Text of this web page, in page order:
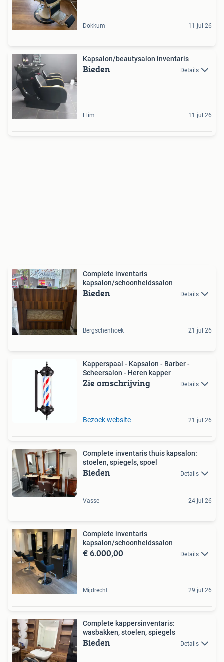
Dokkum 11 jul 26
Kapsalon/beautysalon inventaris
Bieden Details
Elim 11 jul 26
Complete inventaris
kapsalon/schoonheidssalon
Bieden Details
Bergschenhoek 21 jul 26
Kapperspaal - Kapsalon - Barber -
Scheersalon - Heren kapper
Zie omschrijving Details
Bezoek website 21 jul 26
Complete inventaris thuis kapsalon:
stoelen, spiegels, spoel
Bieden Details
Vasse 24 jul 26
Complete inventaris
kapsalon/schoonheidssalon
€ 6.000,00 Details
Mijdrecht 29 jul 26
Complete kappersinventaris:
wasbakken, stoelen, spiegels
Bieden Details